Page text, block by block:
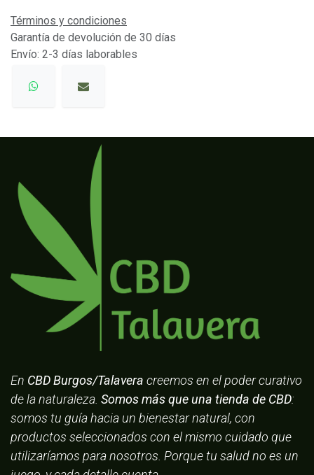
Términos y condiciones
Garantía de devolución de 30 días
Envío: 2-3 días laborables
En CBD Burgos/Talavera creemos en el poder curativo
de la naturaleza. Somos más que una tienda de CBD:
somos tu guía hacia un bienestar natural, con
productos seleccionados con el mismo cuidado que
utilizaríamos para nosotros. Porque tu salud no es un